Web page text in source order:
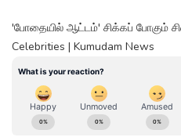
'போதையில் ஆட்டம்' சிக்கப் போகும்
Celebrities | Kumudam News